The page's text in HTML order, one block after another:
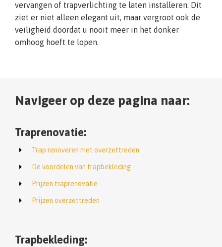
vervangen of trapverlichting te laten installeren. Dit
ziet er niet alleen elegant uit, maar vergroot ook de
veiligheid doordat u nooit meer in het donker
omhoog hoeft te lopen.
Navigeer op deze pagina naar:
Traprenovatie:
Trap renoveren met overzettreden
De voordelen van trapbekleding
Prijzen traprenovatie
Prijzen overzettreden
Trapbekleding: